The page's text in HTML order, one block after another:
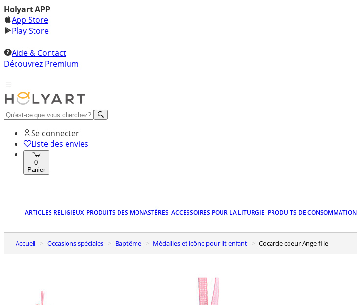
Holyart APP
App Store
Play Store
Aide & Contact
Découvrez Premium
Se connecter
Liste des envies
0
Panier
ARTICLES RELIGIEUX PRODUITS DES MONASTÈRES ACCESSOIRES POUR LA LITURGIE PRODUITS DE CONSOMMATION
Accueil Occasions spéciales Baptême Médailles et icône pour lit enfant Cocarde coeur Ange fille